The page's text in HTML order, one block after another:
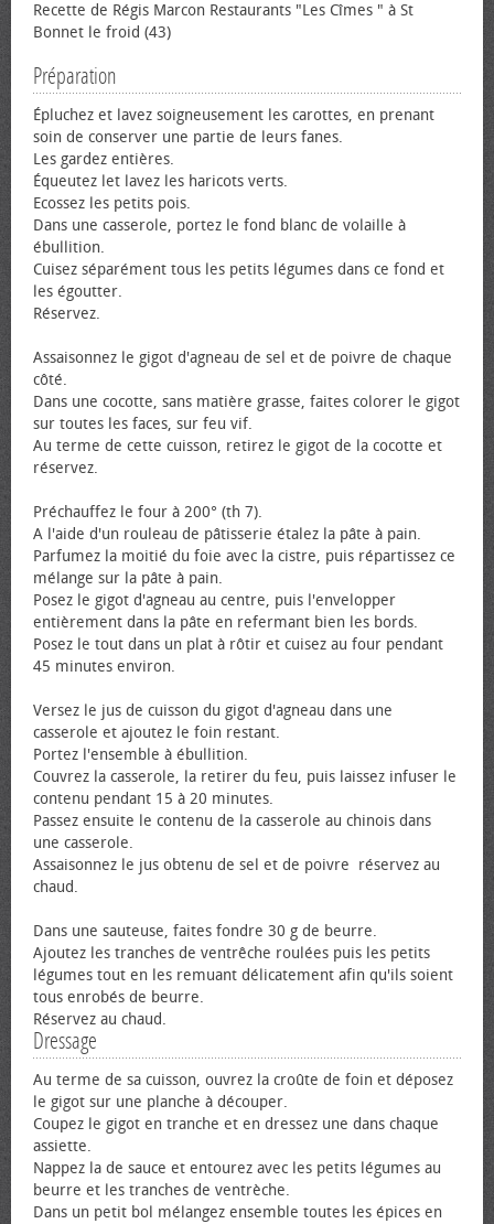
Recette de Régis Marcon Restaurants "Les Cîmes " à St
Bonnet le froid (43)
Préparation
Épluchez et lavez soigneusement les carottes, en prenant
soin de conserver une partie de leurs fanes.
Les gardez entières.
Équeutez let lavez les haricots verts.
Ecossez les petits pois.
Dans une casserole, portez le fond blanc de volaille à
ébullition.
Cuisez séparément tous les petits légumes dans ce fond et
les égoutter.
Réservez.
Assaisonnez le gigot d'agneau de sel et de poivre de chaque
côté.
Dans une cocotte, sans matière grasse, faites colorer le gigot
sur toutes les faces, sur feu vif.
Au terme de cette cuisson, retirez le gigot de la cocotte et
réservez.
Préchauffez le four à 200° (th 7).
A l'aide d'un rouleau de pâtisserie étalez la pâte à pain.
Parfumez la moitié du foie avec la cistre, puis répartissez ce
mélange sur la pâte à pain.
Posez le gigot d'agneau au centre, puis l'envelopper
entièrement dans la pâte en refermant bien les bords.
Posez le tout dans un plat à rôtir et cuisez au four pendant
45 minutes environ.
Versez le jus de cuisson du gigot d'agneau dans une
casserole et ajoutez le foin restant.
Portez l'ensemble à ébullition.
Couvrez la casserole, la retirer du feu, puis laissez infuser le
contenu pendant 15 à 20 minutes.
Passez ensuite le contenu de la casserole au chinois dans
une casserole.
Assaisonnez le jus obtenu de sel et de poivre réservez au
chaud.
Dans une sauteuse, faites fondre 30 g de beurre.
Ajoutez les tranches de ventrêche roulées puis les petits
légumes tout en les remuant délicatement afin qu'ils soient
tous enrobés de beurre.
Réservez au chaud.
Dressage
Au terme de sa cuisson, ouvrez la croûte de foin et déposez
le gigot sur une planche à découper.
Coupez le gigot en tranche et en dressez une dans chaque
assiette.
Nappez la de sauce et entourez avec les petits légumes au
beurre et les tranches de ventrèche.
Dans un petit bol mélangez ensemble toutes les épices en